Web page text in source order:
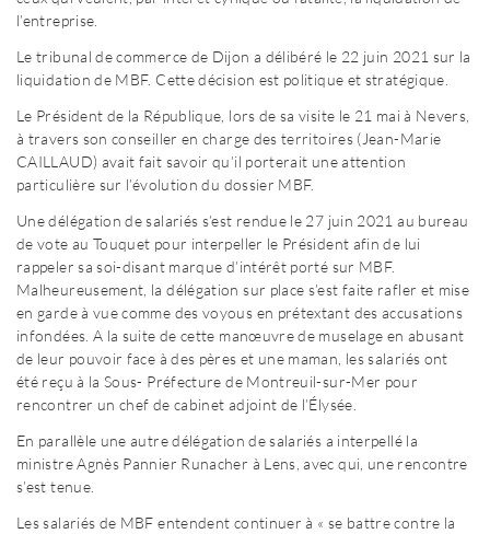
l’entreprise.
Le tribunal de commerce de Dijon a délibéré le 22 juin 2021 sur la
liquidation de MBF. Cette décision est politique et stratégique.
Le Président de la République, lors de sa visite le 21 mai à Nevers,
à travers son conseiller en charge des territoires (Jean-Marie
CAILLAUD) avait fait savoir qu’il porterait une attention
particulière sur l’évolution du dossier MBF.
Une délégation de salariés s’est rendue le 27 juin 2021 au bureau
de vote au Touquet pour interpeller le Président afin de lui
rappeler sa soi-disant marque d’intérêt porté sur MBF.
Malheureusement, la délégation sur place s’est faite rafler et mise
en garde à vue comme des voyous en prétextant des accusations
infondées. A la suite de cette manœuvre de muselage en abusant
de leur pouvoir face à des pères et une maman, les salariés ont
été reçu à la Sous- Préfecture de Montreuil-sur-Mer pour
rencontrer un chef de cabinet adjoint de l’Élysée.
En parallèle une autre délégation de salariés a interpellé la
ministre Agnès Pannier Runacher à Lens, avec qui, une rencontre
s’est tenue.
Les salariés de MBF entendent continuer à « se battre contre la